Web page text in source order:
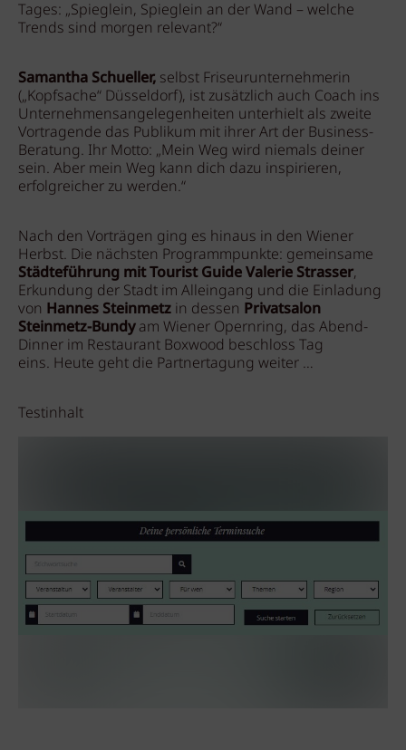
Tages: „Spieglein, Spieglein an der Wand – welche
Trends sind morgen relevant?“
Samantha Schueller, selbst Friseurunternehmerin
(„Kopfsache“ Düsseldorf), ist zusätzlich auch Coach ins
Unternehmensangelegenheiten unterhielt als zweite
Vortragende das Publikum mit ihrer Art der Business-
Beratung. Ihr Motto: „Mein Weg wird niemals deiner
sein. Aber mein Weg kann dich dazu inspirieren,
erfolgreicher zu werden.“
Nach den Vorträgen ging es hinaus in den Wiener
Herbst. Die nächsten Programmpunkte: gemeinsame
Städteführung mit Tourist Guide Valerie Strasser,
Erkundung der Stadt im Alleingang und die Einladung
von Hannes Steinmetz in dessen Privatsalon
Steinmetz-Bundyam Wiener Opernring, das Abend-
Dinner im Restaurant Boxwood beschloss Tag
eins. Heute geht die Partnertagung weiter …
Testinhalt